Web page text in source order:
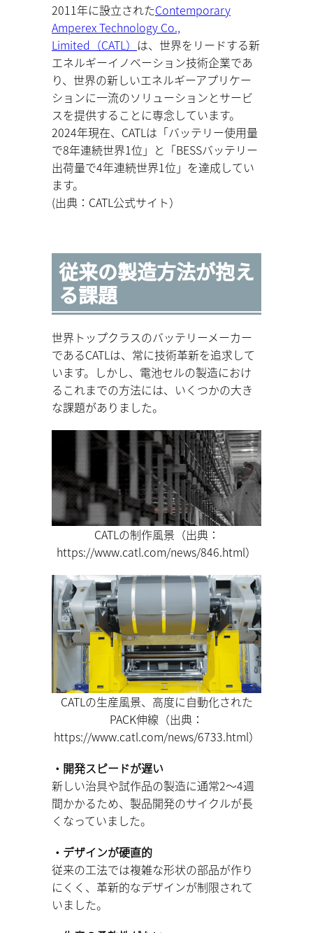
2011年に設立されたContemporary
Amperex Technology Co.,
Limited（CATL） は、世界をリードする新
エネルギーイノベーション技術企業であ
り、世界の新しいエネルギーアプリケー
ションに一流のソリューションとサービ
スを提供することに専念しています。
2024年現在、CATLは「バッテリー使用量
で8年連続世界1位」と「BESSバッテリー
出荷量で4年連続世界1位」を達成してい
ます。
(出典：CATL公式サイト）
従来の製造方法が抱え
る課題
世界トップクラスのバッテリーメーカー
であるCATLは、常に技術革新を追求して
います。しかし、電池セルの製造におけ
るこれまでの方法には、いくつかの大き
な課題がありました。
CATLの制作風景（出典：
https://www.catl.com/news/846.html）
CATLの生産風景、高度に自動化された
PACK伸線（出典：
https://www.catl.com/news/6733.html）
・開発スピードが遅い
新しい治具や試作品の製造に通常2〜4週
間かかるため、製品開発のサイクルが長
くなっていました。
・デザインが硬直的
従来の工法では複雑な形状の部品が作り
にくく、革新的なデザインが制限されて
いました。